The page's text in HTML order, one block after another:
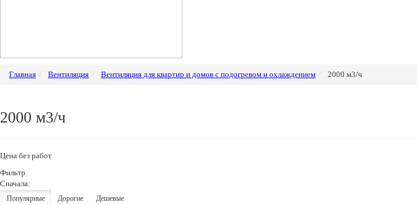
Главная Вентиляция Вентиляция для квартир и домов с подогревом и охлаждением 2000 м3/ч
2000 м3/ч
Цена без работ
Фильтр
Сначала:
Популярные Дорогие Дешевые